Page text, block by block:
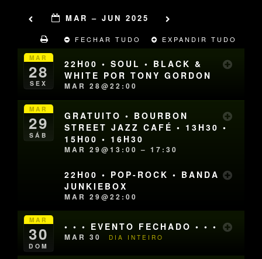
MAR – JUN 2025
FECHAR TUDO EXPANDIR TUDO
MAR
28
SEX
22H00 • SOUL • BLACK &
WHITE POR TONY GORDON
MAR 28@22:00
MAR
29
SÁB
GRATUITO • BOURBON
STREET JAZZ CAFÉ • 13H30 •
15H00 • 16H30
MAR 29@13:00 – 17:30
22H00 • POP-ROCK • BANDA
JUNKIEBOX
MAR 29@22:00
MAR
30
DOM
• • • EVENTO FECHADO • • •
MAR 30 DIA INTEIRO